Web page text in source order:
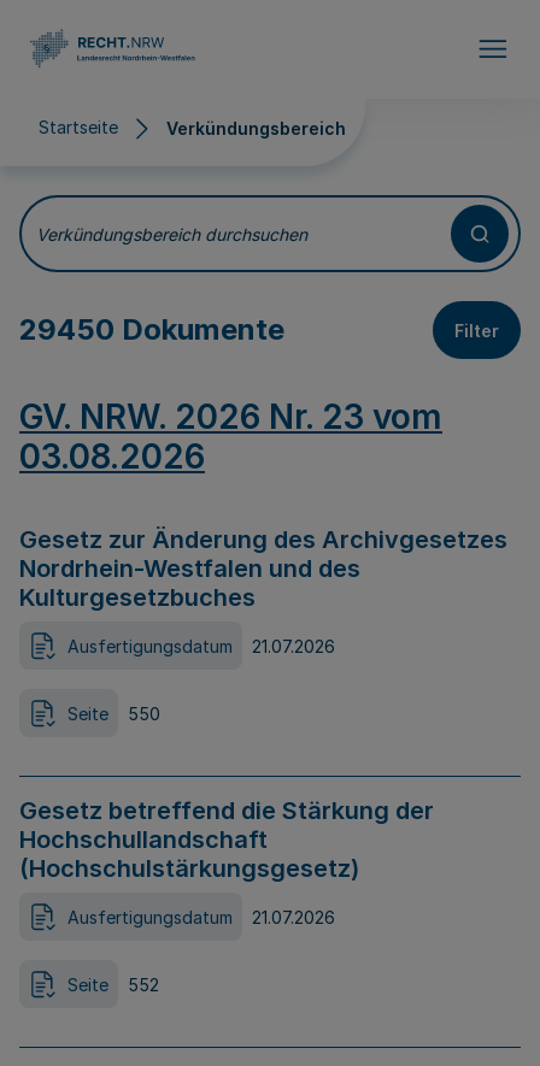
Startseite Verkündungsbereich
Verkündungsbereich
Verkündungsbereich durchsuchen
29450 Dokumente Filter
GV. NRW. 2026 Nr. 23 vom
03.08.2026
Gesetz zur Änderung des Archivgesetzes
Nordrhein-Westfalen und des
Kulturgesetzbuches
Ausfertigungsdatum 21.07.2026
Seite 550
Gesetz betreffend die Stärkung der
Hochschullandschaft
(Hochschulstärkungsgesetz)
Ausfertigungsdatum 21.07.2026
Seite 552